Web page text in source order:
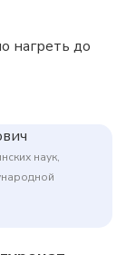
нагреть до
наук,